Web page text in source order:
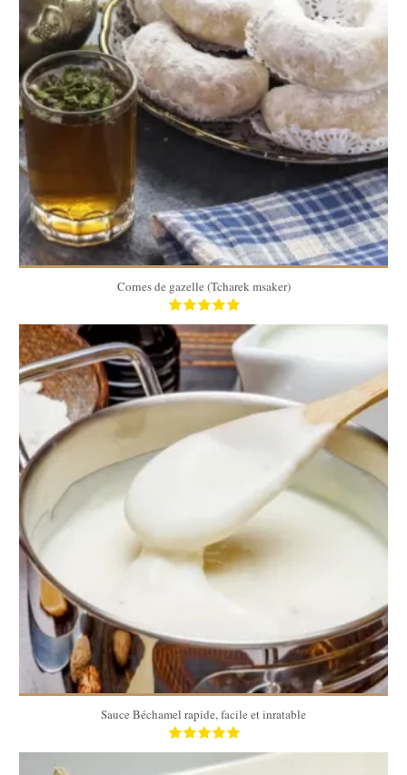
30
30
20 Min
Cornes de gazelle (Tcharek msaker)
Sauce Béchamel rapide, facile et inratable